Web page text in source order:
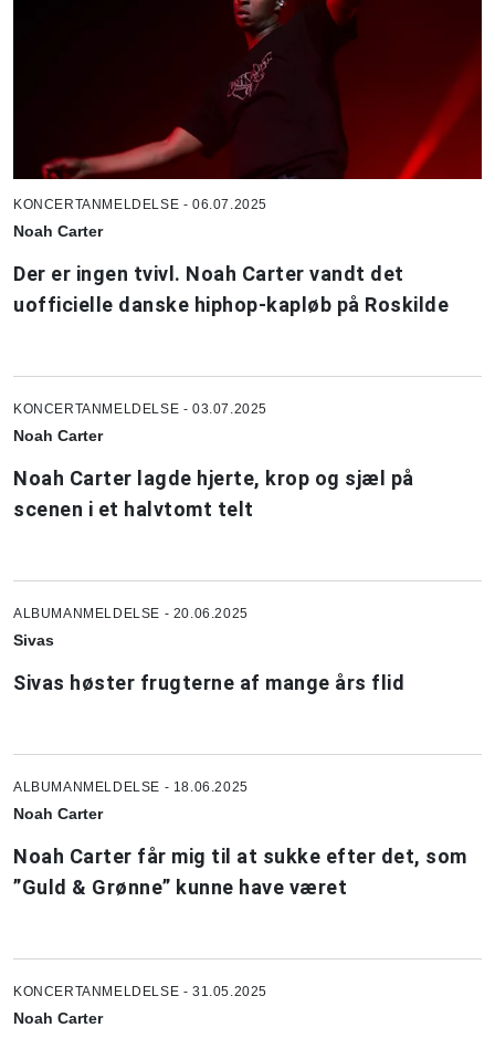
KONCERTANMELDELSE - 06.07.2025
Noah Carter
Der er ingen tvivl. Noah Carter vandt det
uofficielle danske hiphop-kapløb på Roskilde
KONCERTANMELDELSE - 03.07.2025
Noah Carter
Noah Carter lagde hjerte, krop og sjæl på
scenen i et halvtomt telt
ALBUMANMELDELSE - 20.06.2025
Sivas
Sivas høster frugterne af mange års flid
ALBUMANMELDELSE - 18.06.2025
Noah Carter
Noah Carter får mig til at sukke efter det, som
”Guld & Grønne” kunne have været
KONCERTANMELDELSE - 31.05.2025
Noah Carter